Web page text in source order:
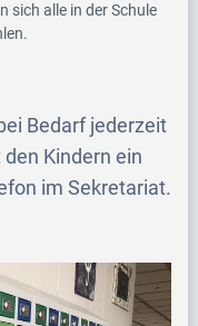
sich alle in der Schule
Bedarf jederzeit
Kindern ein
im Sekretariat.